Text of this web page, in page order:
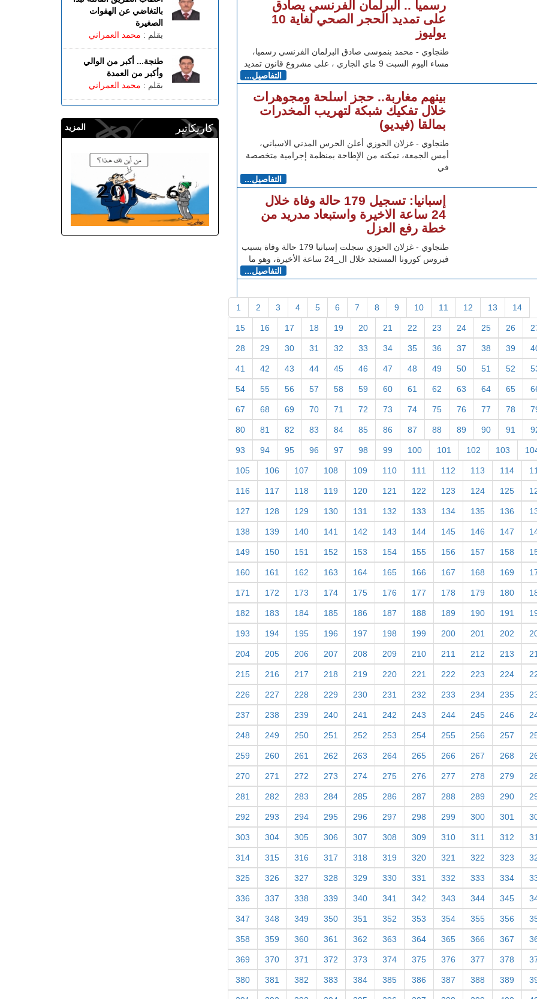
رسميا .. البرلمان الفرنسي يصادق
على تمديد الحجر الصحي لغاية 10
يوليوز
طنجاوي - محمد بنموسى صادق البرلمان الفرنسي رسميا،
مساء اليوم السبت 9 ماي الجاري ، على مشروع قانون تمديد
التفاصيل...
بينهم مغاربة.. حجز اسلحة ومجوهرات
خلال تفكيك شبكة لتهريب المخدرات
بمالقا (فيديو)
طنجاوي - غزلان الحوزي أعلن الحرس المدني الاسباني،
أمس الجمعة، تمكنه من الإطاحة بمنظمة إجرامية متخصصة
في
التفاصيل...
إسبانيا: تسجيل 179 حالة وفاة خلال
24 ساعة الاخيرة واستبعاد مدريد من
خطة رفع العزل
طنجاوي - غزلان الحوزي سجلت إسبانيا 179 حالة وفاة بسبب
فيروس كورونا المستجد خلال ال_24 ساعة الأخيرة، وهو ما
التفاصيل...
1 2 3 4 5 6 7 8 9 10 11 12 13 14
15 16 17 18 19 20 21 22 23 24 25 26
28 29 30 31 32 33 34 35 36 37 38 39
41 42 43 44 45 46 47 48 49 50 51 52
54 55 56 57 58 59 60 61 62 63 64 65
67 68 69 70 71 72 73 74 75 76 77 78
80 81 82 83 84 85 86 87 88 89 90 91
93 94 95 96 97 98 99 100 101 102 103
105 106 107 108 109 110 111 112 113 114
116 117 118 119 120 121 122 123 124 125
127 128 129 130 131 132 133 134 135 136
138 139 140 141 142 143 144 145 146 147
149 150 151 152 153 154 155 156 157 158
160 161 162 163 164 165 166 167 168 169
171 172 173 174 175 176 177 178 179 180
182 183 184 185 186 187 188 189 190 191
193 194 195 196 197 198 199 200 201 202
204 205 206 207 208 209 210 211 212 213
215 216 217 218 219 220 221 222 223 224
226 227 228 229 230 231 232 233 234 235
237 238 239 240 241 242 243 244 245 246
248 249 250 251 252 253 254 255 256 257
259 260 261 262 263 264 265 266 267 268
270 271 272 273 274 275 276 277 278 279
281 282 283 284 285 286 287 288 289 290
292 293 294 295 296 297 298 299 300 301
303 304 305 306 307 308 309 310 311 312
314 315 316 317 318 319 320 321 322 323
325 326 327 328 329 330 331 332 333 334
336 337 338 339 340 341 342 343 344 345
347 348 349 350 351 352 353 354 355 356
358 359 360 361 362 363 364 365 366 367
369 370 371 372 373 374 375 376 377 378
380 381 382 383 384 385 386 387 388 389
بالتغاضي عن الهفوات
الصغيرة
بقلم : محمد العمراني
طنجة... أكبر من الوالي
وأكبر من العمدة
بقلم : محمد العمراني
المزيد كاريكاتير